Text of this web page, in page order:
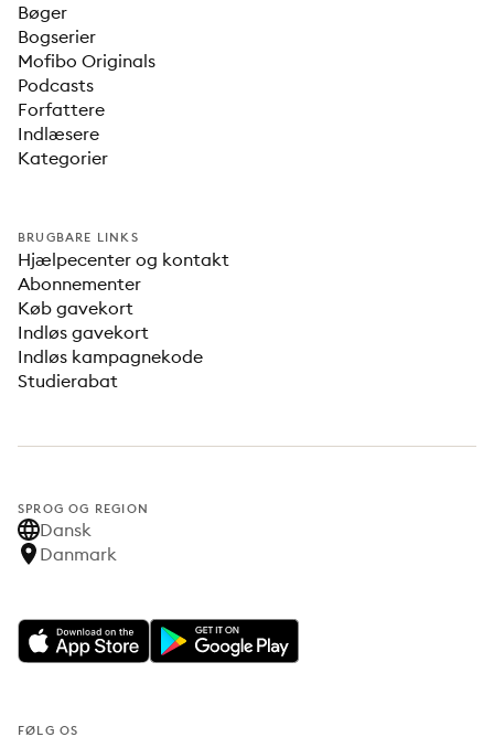
Bøger
Bogserier
Mofibo Originals
Podcasts
Forfattere
Indlæsere
Kategorier
BRUGBARE LINKS
Hjælpecenter og kontakt
Abonnementer
Køb gavekort
Indløs gavekort
Indløs kampagnekode
Studierabat
SPROG OG REGION
Dansk
Danmark
FØLG OS